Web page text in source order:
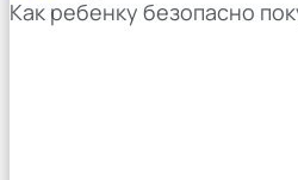
Как ребенку безопасно